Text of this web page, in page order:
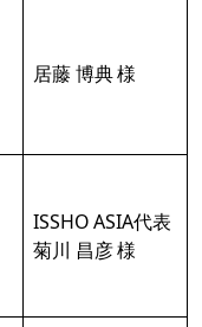
居藤 博典 様
ISSHO ASIA代表
菊川 昌彦 様